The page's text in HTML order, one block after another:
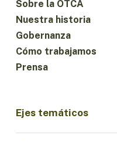
Sobre la OTCA
Nuestra historia
Gobernanza
Cómo trabajamos
Prensa
Ejes temáticos